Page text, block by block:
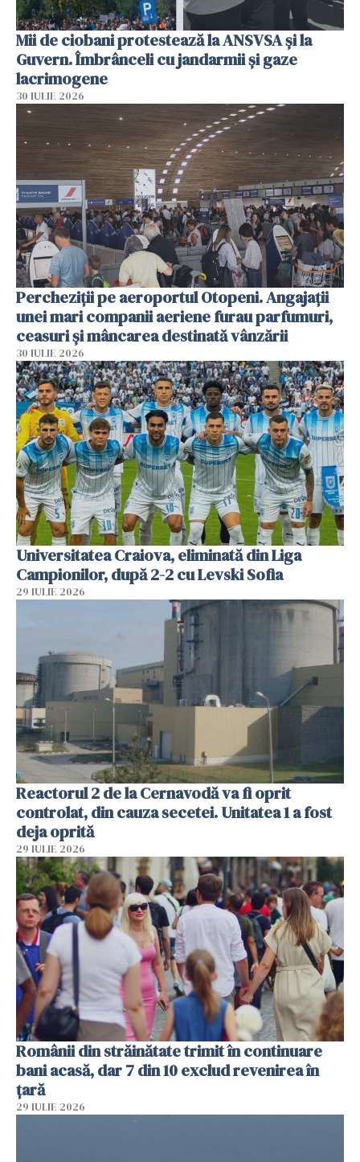
Mii de ciobani protestează la ANSVSA și la
Guvern. Îmbrânceli cu jandarmii și gaze
lacrimogene
30 IULIE 2026
Percheziții pe aeroportul Otopeni. Angajații
unei mari companii aeriene furau parfumuri,
ceasuri și mâncarea destinată vânzării
30 IULIE 2026
Universitatea Craiova, eliminată din Liga
Campionilor, după 2-2 cu Levski Sofia
29 IULIE 2026
Reactorul 2 de la Cernavodă va fi oprit
controlat, din cauza secetei. Unitatea 1 a fost
deja oprită
29 IULIE 2026
Românii din străinătate trimit în continuare
bani acasă, dar 7 din 10 exclud revenirea în
țară
29 IULIE 2026